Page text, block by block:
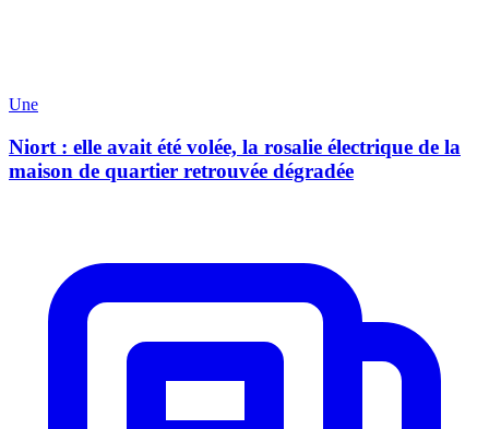
Une
Niort : elle avait été volée, la rosalie électrique de la
maison de quartier retrouvée dégradée